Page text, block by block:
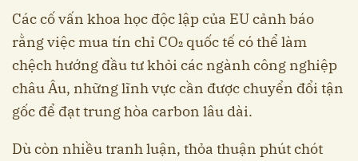
Các cố vấn khoa học độc lập của EU cảnh báo
rằng việc mua tín chỉ CO₂ quốc tế có thể làm
chệch hướng đầu tư khỏi các ngành công nghiệp
châu Âu, những lĩnh vực cần được chuyển đổi tận
gốc để đạt trung hòa carbon lâu dài.
Dù còn nhiều tranh luận, thỏa thuận phút chót